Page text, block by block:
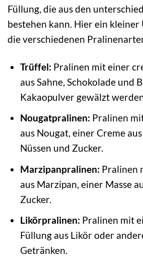
Füllung, die aus den
bestehen kann. Hier ein
die verschiedenen
Trüffel: Pralinen mit einer
aus Sahne, Schokolade und
Kakaopulver gewälzt
Nougatpralinen: Pralinen
aus Nougat, einer Creme
Nüssen und Zucker.
Marzipanpralinen: Pralinen
aus Marzipan, einer Masse
Zucker.
Likörpralinen: Pralinen mit
Füllung aus Likör oder
Getränken.